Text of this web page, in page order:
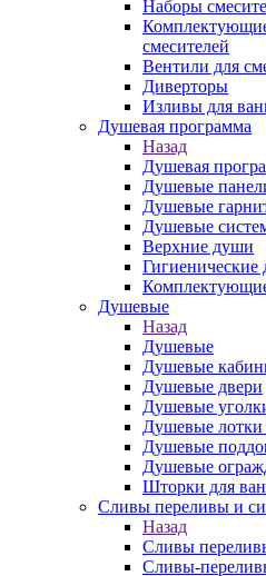
Наборы
смесителей
Вентили для
Диверторы
Изливы для
Душевая программа
Назад
Душевая
Душевые
Душевые
Душевые
Верхние души
Гигиенические
Душевые
Назад
Душевые
Душевые
Душевые двери
Душевые
Душевые
Душевые
Душевые
Шторки для
Сливы переливы и
Назад
Сливы
Сливы-